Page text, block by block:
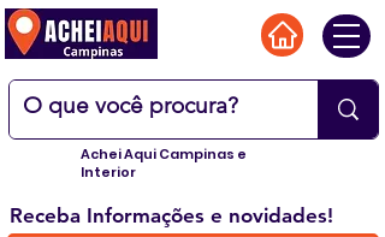
Achei Aqui Campinas e
Interior
Receba Informações e novidades!